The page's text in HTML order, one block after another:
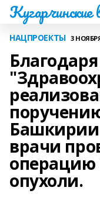
Кугарчинские
НАЦПРОЕКТЫ 3 НОЯБРЯ
Башкирии
врачи
операцию
опухоли.